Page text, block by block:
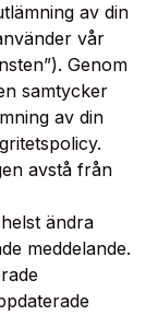
av din
vår
Genom
samtycker
av din
avstå från
ändra
meddelande.